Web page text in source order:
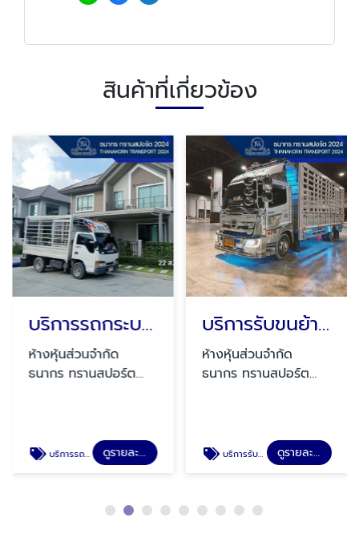
สินค้าที่เกี่ยวข้อง
บริการรถกระบะรับจ้างขนสินค้า ปทุมธานี
ห้างหุ้นส่วนจำกัด
ธนากร ทรานสปอร์ต
บริการรถกระบะรับจ้างขนสินค้า ปทุมธานี ดูรายละเอียด
บริการรับขนย้ายบ้าน คอนโด
ห้างหุ้นส่วนจำกัด
ธนากร ทรานสปอร์ต
บริการรับขนย้ายบ้าน คอนโด ดูรายละเอียด